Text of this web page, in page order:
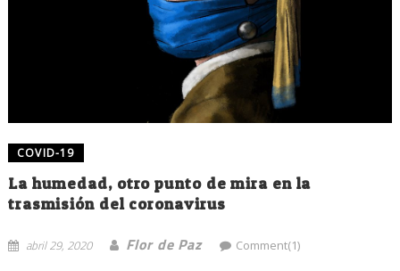
COVID-19
La humedad, otro punto de mira en la
trasmisión del coronavirus
abril 29, 2020 Flor de Paz Comment(1)